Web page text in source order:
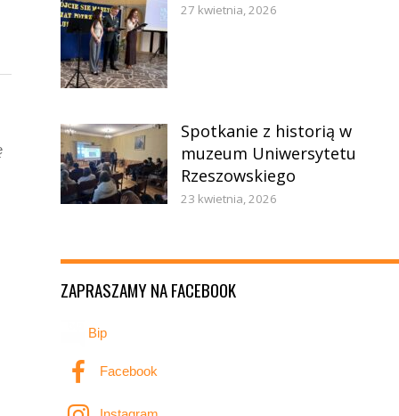
27 kwietnia, 2026
Spotkanie z historią w
muzeum Uniwersytetu
Rzeszowskiego
23 kwietnia, 2026
ZAPRASZAMY NA FACEBOOK
Bip
Facebook